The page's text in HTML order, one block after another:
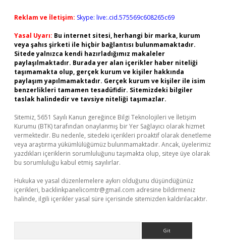
Reklam ve İletişim: Skype: live:.cid.575569c608265c69
Yasal Uyarı: Bu internet sitesi, herhangi bir marka, kurum
veya şahıs şirketi ile hiçbir bağlantısı bulunmamaktadır.
Sitede yalnızca kendi hazırladığımız makaleler
paylaşılmaktadır. Burada yer alan içerikler haber niteliği
taşımamakta olup, gerçek kurum ve kişiler hakkında
paylaşım yapılmamaktadır. Gerçek kurum ve kişiler ile isim
benzerlikleri tamamen tesadüfidir. Sitemizdeki bilgiler
taslak halindedir ve tavsiye niteliği taşımazlar.
Sitemiz, 5651 Sayılı Kanun gereğince Bilgi Teknolojileri ve İletişim
Kurumu (BTK) tarafından onaylanmış bir Yer Sağlayıcı olarak hizmet
vermektedir. Bu nedenle, sitedeki içerikleri proaktif olarak denetleme
veya araştırma yükümlülüğümüz bulunmamaktadır. Ancak, üyelerimiz
yazdıkları içeriklerin sorumluluğunu taşımakta olup, siteye üye olarak
bu sorumluluğu kabul etmiş sayılırlar.
Hukuka ve yasal düzenlemelere aykırı olduğunu düşündüğünüz
içerikleri, backlinkpanelicomtr@gmail.com adresine bildirmeniz
halinde, ilgili içerikler yasal süre içerisinde sitemizden kaldırılacaktır.